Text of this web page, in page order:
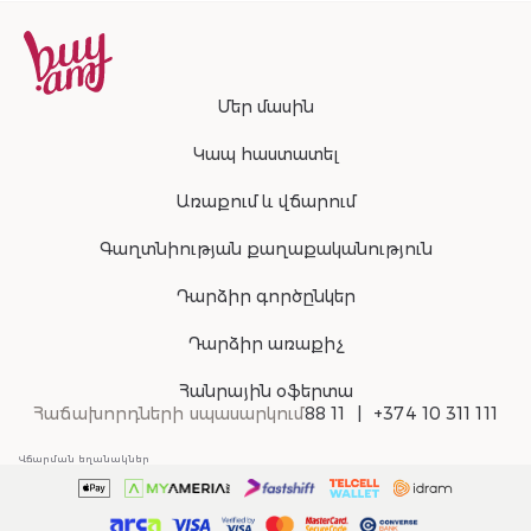
Մեր մասին
Կապ հաստատել
Առաքում և վճարում
Գաղտնիության քաղաքականություն
Դարձիր գործընկեր
Դարձիր առաքիչ
Հանրային օֆերտա
Հաճախորդների սպասարկում88 11 +374 10 311 111
Վճարման եղանակներ